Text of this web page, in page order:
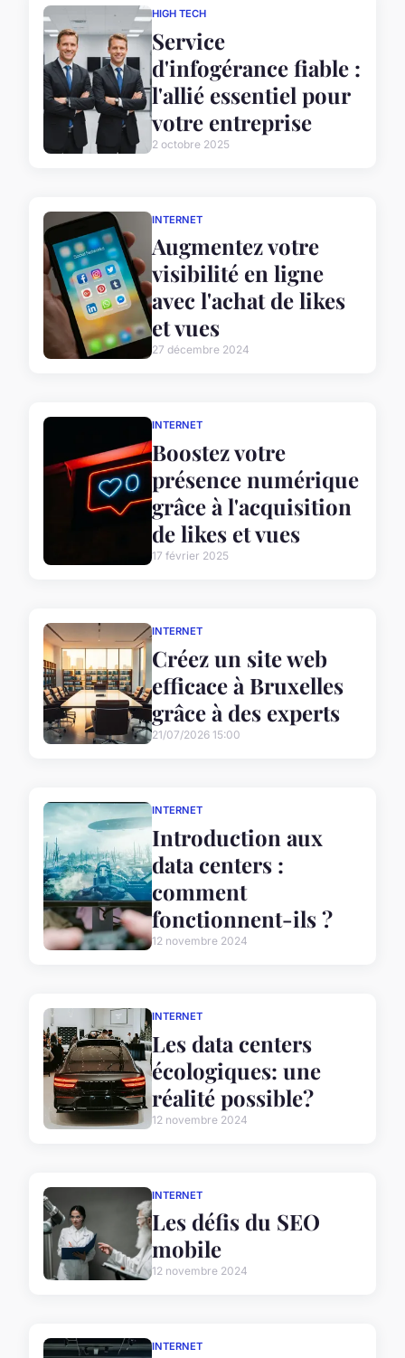
HIGH TECH
Service
d'infogérance fiable :
l'allié essentiel pour
votre entreprise
2 octobre 2025
INTERNET
Augmentez votre
visibilité en ligne
avec l'achat de likes
et vues
27 décembre 2024
INTERNET
Boostez votre
présence numérique
grâce à l'acquisition
de likes et vues
17 février 2025
INTERNET
Créez un site web
efficace à Bruxelles
grâce à des experts
21/07/2026 15:00
INTERNET
Introduction aux
data centers :
comment
fonctionnent-ils ?
12 novembre 2024
INTERNET
Les data centers
écologiques: une
réalité possible?
12 novembre 2024
INTERNET
Les défis du SEO
mobile
12 novembre 2024
INTERNET